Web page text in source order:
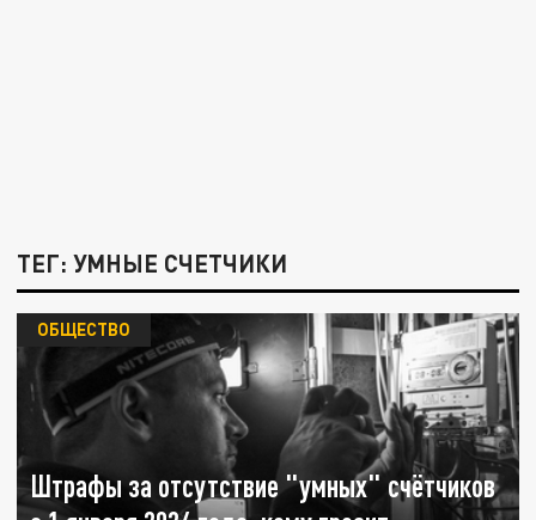
ТЕГ: УМНЫЕ СЧЕТЧИКИ
Штрафы за отсутствие "умных" счётчиков
ОБЩЕСТВО